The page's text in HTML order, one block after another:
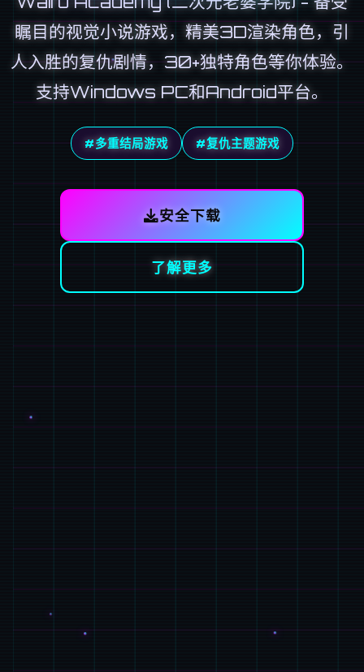
瞩目的视觉小说游戏，精美3D渲染角色，引
人入胜的复仇剧情，30+独特角色等你体验。
支持Windows PC和Android平台。
#多重结局游戏 #复仇主题游戏
安全下载
了解更多